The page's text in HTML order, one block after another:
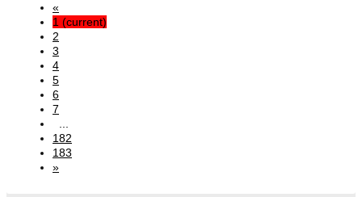
«
1 (current)
2
3
4
5
6
7
...
182
183
»